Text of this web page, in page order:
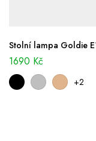
Stolní lampa Goldie
1690 Kč
+2